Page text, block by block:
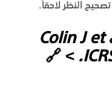
النظر لاحقاً.
Colin J et
> 🔗